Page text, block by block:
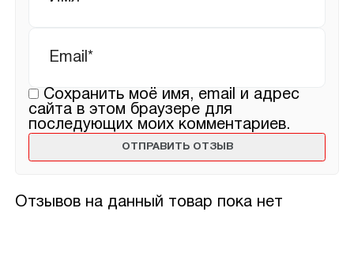
Отзывов на данный товар пока нет
Сохранить моё имя, email и адрес
сайта в этом браузере для
последующих моих комментариев.